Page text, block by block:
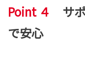
Point ４
サ
で安心